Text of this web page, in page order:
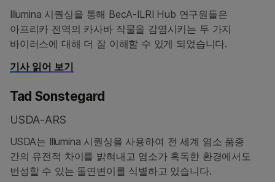
Illumina 시퀀싱을 통해 BecA-ILRI Hub 연구원들은
아프리카 전역의 카사바 작물을 감염시키는 두 가지
바이러스에 대해 더 잘 이해할 수 있게 되었습니다.
기사 읽어 보기
Tad Sonstegard
USDA-ARS
USDA는 Illumina 시퀀싱을 사용하여 전 세계 염소 품종
간의 유전적 차이를 밝혀내고 염소가 혹독한 환경에서도
번성할 수 있는 돌연변이를 식별하고 있습니다.